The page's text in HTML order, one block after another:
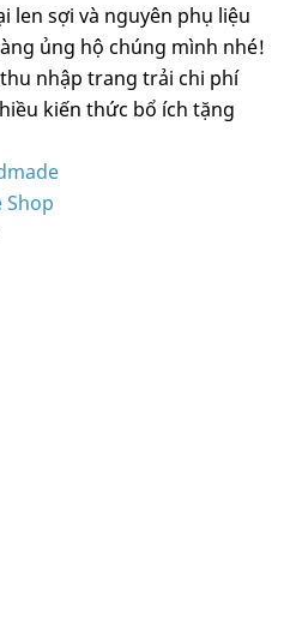
len sợi và nguyên phụ liệu
ủng hộ chúng mình nhé!
nhập trang trải chi phí
kiến thức bổ ích tặng
Shop